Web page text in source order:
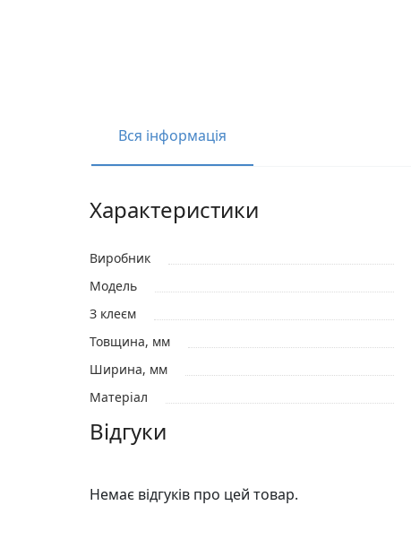
Вся інформація
Характеристики
Виробник
Модель
З клеєм
Товщина, мм
Ширина, мм
Матеріал
Відгуки
Немає відгуків про цей товар.